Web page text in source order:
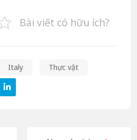
Bài viết có hữu ích?
Italy Thực vật